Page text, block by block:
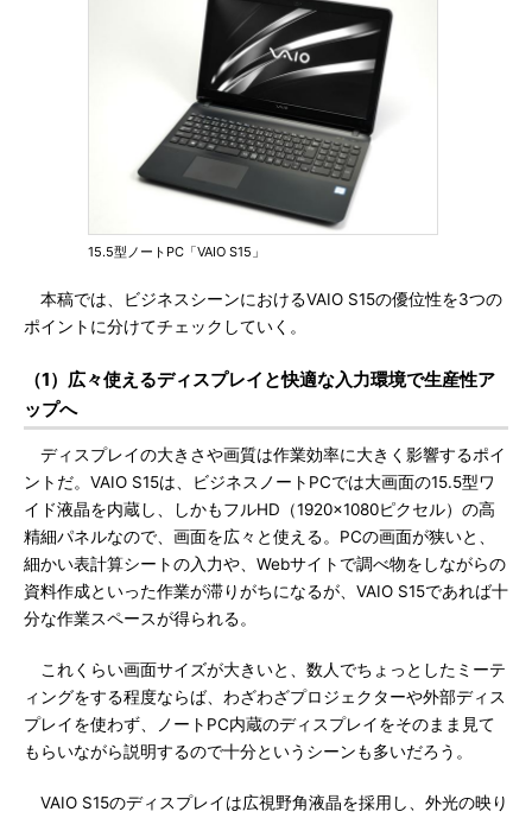
15.5型ノートPC「VAIO S15」
本稿では、ビジネスシーンにおけるVAIO S15の優位性を3つの
ポイントに分けてチェックしていく。
（1）広々使えるディスプレイと快適な入力環境で生産性ア
ップへ
ディスプレイの大きさや画質は作業効率に大きく影響するポイ
ントだ。VAIO S15は、ビジネスノートPCでは大画面の15.5型ワ
イド液晶を内蔵し、しかもフルHD（1920×1080ピクセル）の高
精細パネルなので、画面を広々と使える。PCの画面が狭いと、
細かい表計算シートの入力や、Webサイトで調べ物をしながらの
資料作成といった作業が滞りがちになるが、VAIO S15であれば十
分な作業スペースが得られる。
これくらい画面サイズが大きいと、数人でちょっとしたミーテ
ィングをする程度ならば、わざわざプロジェクターや外部ディス
プレイを使わず、ノートPC内蔵のディスプレイをそのまま見て
もらいながら説明するので十分というシーンも多いだろう。
VAIO S15のディスプレイは広視野角液晶を採用し、外光の映り